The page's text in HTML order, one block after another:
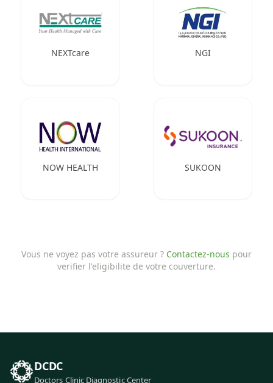
NEXTcare NGI
NOW HEALTH SUKOON
Vous ne voyez pas votre assureur ? Contactez-nous pour
verifier l'eligibilite de votre couverture.
DCDC
Doctors Clinic Diagnostic Center